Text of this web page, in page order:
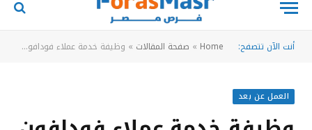
أنت الآن تتصفح: Home
» صفحة المقالات » وظيفة خدمة عملاء فودافون المملكة المتحدة عن بعد براتب مميز في الإسكندرية
العمل عن بعد